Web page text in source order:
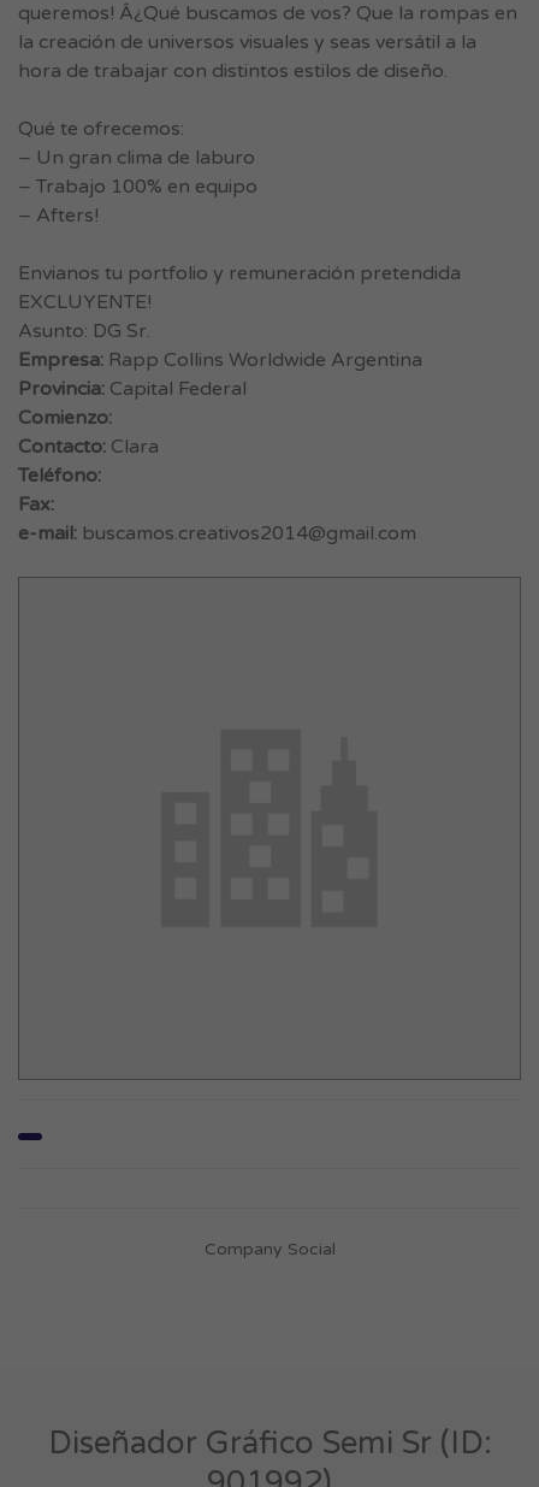
queremos! Â¿Qué buscamos de vos? Que la rompas en
la creación de universos visuales y seas versátil a la
hora de trabajar con distintos estilos de diseño.
Qué te ofrecemos:
– Un gran clima de laburo
– Trabajo 100% en equipo
– Afters!
Envianos tu portfolio y remuneración pretendida
EXCLUYENTE!
Asunto: DG Sr.
Empresa: Rapp Collins Worldwide Argentina
Provincia: Capital Federal
Comienzo:
Contacto: Clara
Teléfono:
Fax:
e-mail: buscamos.creativos2014@gmail.com
Company Social
Diseñador Gráfico Semi Sr (ID: